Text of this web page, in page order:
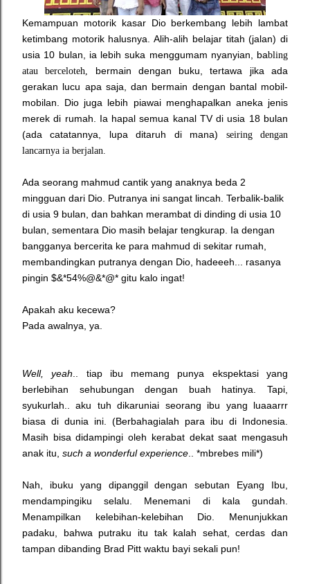
Kemampuan motorik kasar Dio berkembang lebih lambat
ketimbang motorik halusnya. Alih-alih belajar titah (jalan) di
usia 10 bulan, ia lebih suka menggumam nyanyian, babling
atauberceloteh, bermain dengan buku, tertawa jika ada
gerakan lucu apa saja, dan bermain dengan bantal mobil-
mobilan. Dio juga lebih piawai menghapalkan aneka jenis
merek di rumah. Ia hapal semua kanal TV di usia 18 bulan
(ada catatannya, lupa ditaruh di mana)
seiring dengan
lancarnya ia berjalan.
Ada seorang mahmud cantik yang anaknya beda 2
mingguan dari Dio. Putranya ini sangat lincah. Terbalik-balik
di usia 9 bulan, dan bahkan merambat di dinding di usia 10
bulan, sementara Dio masih belajar tengkurap. Ia dengan
bangganya bercerita ke para mahmud di sekitar rumah,
membandingkan putranya dengan Dio, hadeeeh... rasanya
pingin $&*54%@&*@* gitu kalo ingat!
Apakah aku kecewa?
Pada awalnya, ya.
Well, yeah .. tiap ibu memang punya ekspektasi yang
berlebihan sehubungan dengan buah hatinya. Tapi,
syukurlah.. aku tuh dikaruniai seorang ibu yang luaaarrr
biasa di dunia ini. (Berbahagialah para ibu di Indonesia.
Masih bisa didampingi oleh kerabat dekat saat mengasuh
anak itu, such a wonderful experience .. *mbrebes mili*)
Nah, ibuku yang dipanggil dengan sebutan Eyang Ibu,
mendampingiku selalu. Menemani di kala gundah.
Menampilkan kelebihan-kelebihan Dio. Menunjukkan
padaku, bahwa putraku itu tak kalah sehat, cerdas dan
tampan dibanding Brad Pitt waktu bayi sekali pun!